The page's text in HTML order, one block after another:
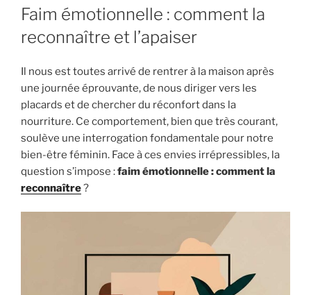
LE
Faim émotionnelle : comment la
reconnaître et l’apaiser
Il nous est toutes arrivé de rentrer à la maison après
une journée éprouvante, de nous diriger vers les
placards et de chercher du réconfort dans la
nourriture. Ce comportement, bien que très courant,
soulève une interrogation fondamentale pour notre
bien-être féminin. Face à ces envies irrépressibles, la
question s’impose :faim émotionnelle : comment la
reconnaître?